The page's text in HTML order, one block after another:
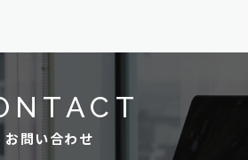
お問い合わせ